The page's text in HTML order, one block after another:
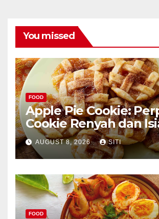
You missed
FOOD
Apple Pie Cookie:
Cookie Renyah dan
AUGUST 8, 2026 SITI
FOOD